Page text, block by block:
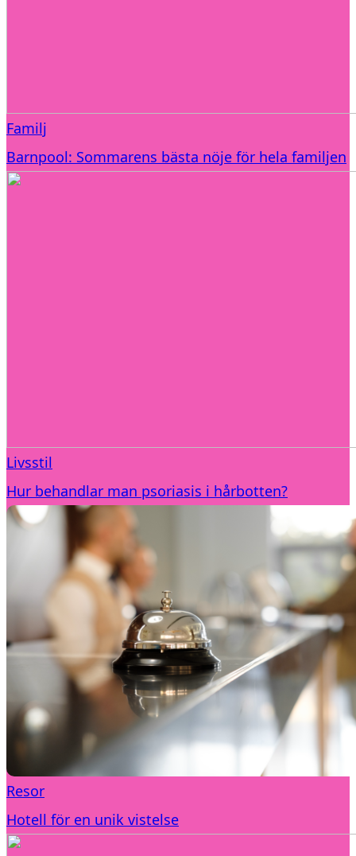
Familj
Barnpool: Sommarens bästa nöje för hela familjen
Livsstil
Hur behandlar man psoriasis i hårbotten?
Resor
Hotell för en unik vistelse